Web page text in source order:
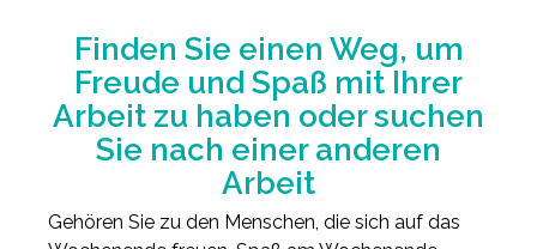
Finden Sie einen Weg, um
Freude und Spaß mit Ihrer
Arbeit zu haben oder suchen
Sie nach einer anderen
Arbeit
Gehören Sie zu den Menschen, die sich auf das